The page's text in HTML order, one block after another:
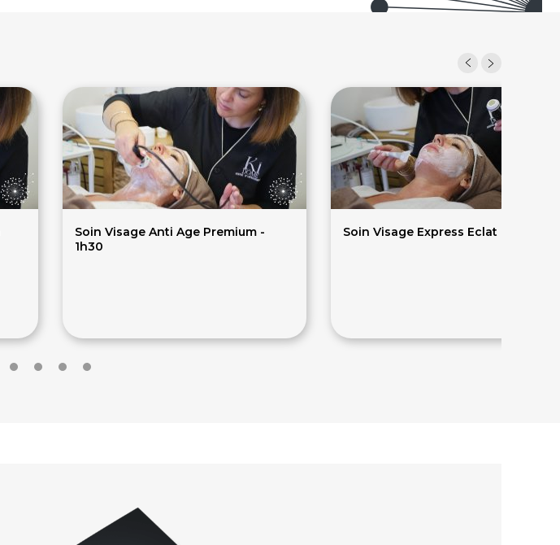
Soin Visage Anti Age Premium -
1h30
Soin Visage Express Eclat - 45min